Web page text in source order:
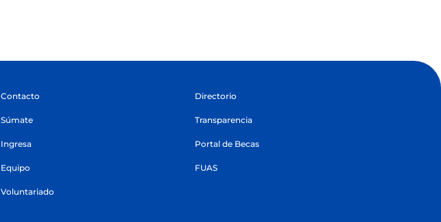
Contacto
Súmate
Ingresa
Equipo
Voluntariado
Directorio
Transparencia
Portal de Becas
FUAS